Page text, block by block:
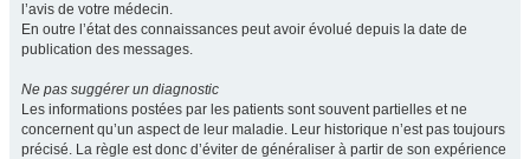
l’avis de votre médecin.
En outre l’état des connaissances peut avoir évolué depuis la date de
publication des messages.
Ne pas suggérer un diagnostic
Les informations postées par les patients sont souvent partielles et ne
concernent qu’un aspect de leur maladie. Leur historique n’est pas toujours
précisé. La règle est donc d’éviter de généraliser à partir de son expérience